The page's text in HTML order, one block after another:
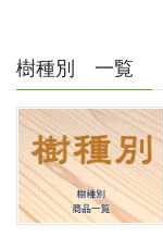
樹種別 一覧